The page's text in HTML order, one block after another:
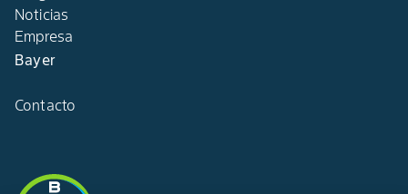
Noticias
Empresa
Bayer
Contacto